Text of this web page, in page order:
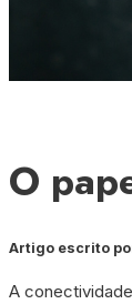
O
Artigo escrito
A